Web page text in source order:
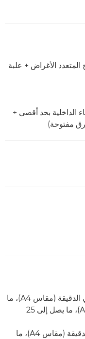
المتعدد الأغراض + علبة
الداخلية بحد أقصى +
على وجه واحد: ما يصل إلى 45 صفحة في الدقيقة (مقاس A4)، ما
يصل إلى 22 صفحة في الدقيقة (مقاس A3)، ما يصل إلى 25
على وجهين: ما يصل إلى 45 صفحة في الدقيقة (مقاس A4)، ما